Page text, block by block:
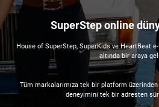
SuperStep online
House of SuperStep, SuperKids ve HeartBeat
altında bir araya
Tüm markalarımıza tek bir platform
deneyimini tek bir adresten